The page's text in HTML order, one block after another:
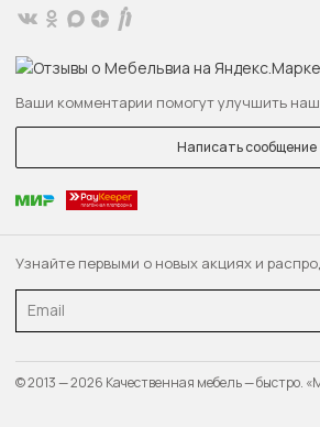
Узнайте первыми о новых акциях и
Email
Ваши комментарии помогут улучшить
Написать сообщение
© 2013 — 2026 Качественная мебель — быстро.